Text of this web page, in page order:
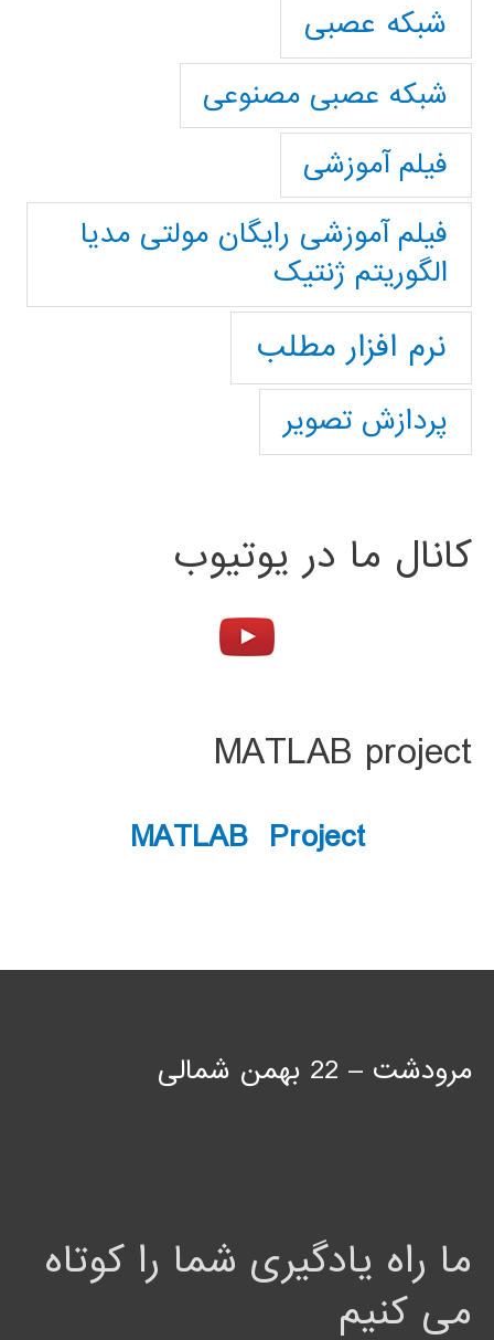
شبکه عصبی
شبکه عصبی مصنوعی
فیلم آموزشی
فیلم آموزشی رایگان مولتی مدیا
الگوریتم ژنتیک
نرم افزار مطلب
پردازش تصویر
کانال ما در یوتیوب
MATLAB project
MATLAB Project
مرودشت – 22 بهمن شمالی
ما راه یادگیری شما را کوتاه
می کنیم